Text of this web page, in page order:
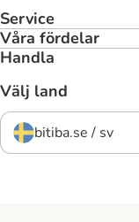
Service
Våra fördelar
Handla
Välj land
bitiba.se / sv